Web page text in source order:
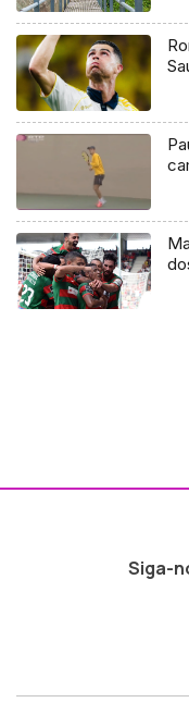
Siga-